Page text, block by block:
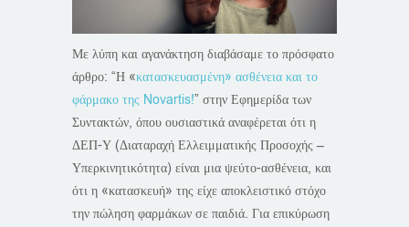
Με λύπη και αγανάκτηση διαβάσαμε το πρόσφατο
άρθρο: “Η «κατασκευασμένη» ασθένεια και το
φάρμακο της Novartis!” στην Εφημερίδα των
Συντακτών, όπου ουσιαστικά αναφέρεται ότι η
ΔΕΠ-Υ (Διαταραχή Ελλειμματικής Προσοχής –
Υπερκινητικότητα) είναι μια ψεύτο-ασθένεια, και
ότι η «κατασκευή» της είχε αποκλειστικό στόχο
την πώληση φαρμάκων σε παιδιά. Για επικύρωση